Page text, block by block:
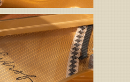
ジの予約可能日（カレンダー11
ジの予約可能日（カレンダー11
ジの予約可能日（カレンダー11